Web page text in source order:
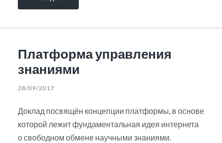
Платформа управления
знаниями
28/09/2017
Доклад посвящён концепции платформы, в основе
которой лежит фундаментальная идея интернета
о свободном обмене научными знаниями.